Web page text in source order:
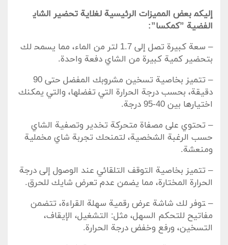
إليكم‍ بعض⁣ المميزات الرئيسية لغلاية تحضير الشاي‍
الفضية ⁢”كمكسا”:
– سعة كبيرة‌ تصل إلى 1.7 لتر من ⁤الماء، مما يسمح‍ لك
بتحضير كمية كبيرة من الشاي دفعة واحدة.
– تتميز بخاصية ⁣تسخين مشروبك ⁣المفضل حتى 90
دقيقة، بحسب‌ درجة الحرارة ⁤التي تفضلها، والتي يمكنك
اختيارها بين 40-95 درجة.
– تحتوي على مصفاة متحركة ⁢تخدير وتصفية الشاي
حسب الرغبة ⁤الشخصية، ⁣لتمنحك تجربة شاي مخملية
ومنعشة.
– تتميز بخاصية التوقف التلقائي عند الوصول إلى درجة
الحرارة المختارة، مما يضمن عدم⁤ تعرض شايك للحرق.
– ‍توفر لك شاشة عرض رقمية سهلة القراءة، تتضمن
مفاتيح للتحكم السهل، مثل: التشغيل، الإيقاف،
التسخين، ورفع وخفض درجة ⁤الحرارة.